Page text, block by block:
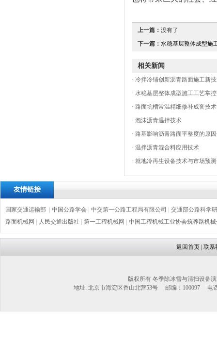
上一篇： 没有了
下一篇： 水稳基层整体成型施
相关新闻
· 冷拌冷铺创新沥青路面施工新
· 水稳基层整体成型施工工艺掌
· 路面坑槽常温精细修补成套技术
· 泡沫沥青温拌技术
· 路基影响沥青路面平整度的原
· 温拌沥青混合料应用技术
· 就地冷再生设备技术与市场预
友情链接
国家交通运输部 中国公路学会 中交第一公路工程局有限公司
交通部公路科学
路面机械网
人民交通出版社 第一工程机械网 中国工程机械工业协会筑养路机
返回首页 联系
版权所有 冬季除冰雪与清扫设备
地址: 北京市海淀区香山北营53号 邮编：100097 电